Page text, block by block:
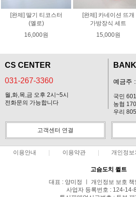
[완제] 딸기 티코스터
(옐로)
16,000원
[완제] 카네이션 뜨개
가방장식 세트
15,000원
CS CENTER
031-267-3360
월,화,목,금 오후 2시~5시
전화문의 가능합니다
예금주
국민
농협
우리
고객센터 연결
이용안내 이용약관 개인정보
고슴도치 퀼트
대표 : 양미정 ㅣ 개인정보 보호 책
사업자 등록번호 : 124-14-